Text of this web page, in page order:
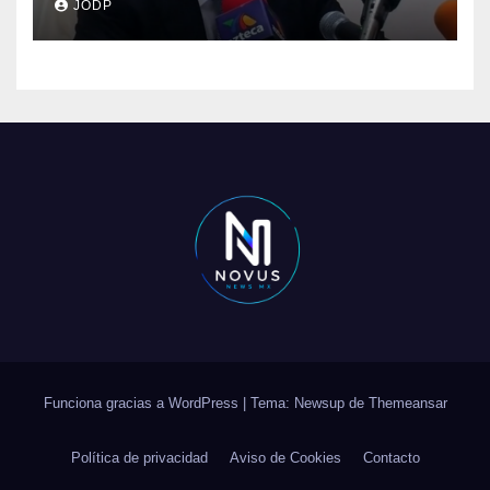
JODP
Funciona gracias a WordPress Tema: Newsup de Themeansar
Política de privacidad Aviso de Cookies Contacto